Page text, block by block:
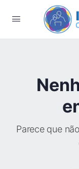
Parece que